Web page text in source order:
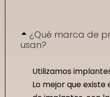
¿Qué marca de
usan?
Utilizamos
Lo mejor que